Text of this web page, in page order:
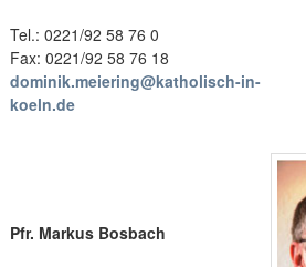
Tel.: 0221/92 58 76 0
Fax: 0221/92 58 76 18
dominik.meiering@katholisch-in-
koeln.de
Pfr. Markus Bosbach